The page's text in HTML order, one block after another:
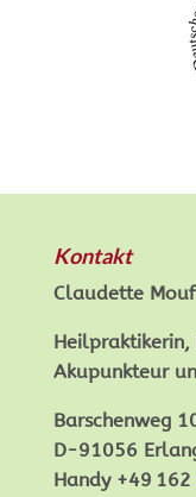
Kontakt
Claudette
Akupunkteur
Barschenweg
D-91056
Handy +49